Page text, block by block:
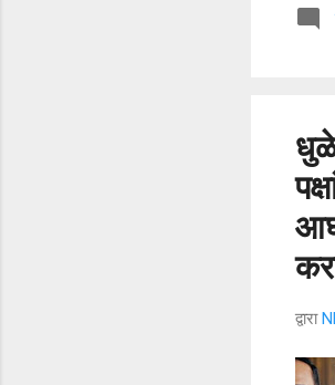
द्वारा